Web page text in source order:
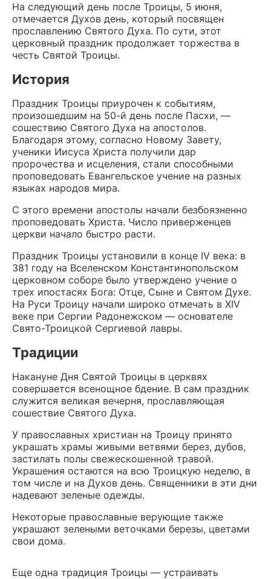
На следующий день после Троицы, 5 июня,
отмечается Духов день, который посвящен
прославлению Святого Духа. По сути, этот
церковный праздник продолжает торжества в
честь Святой Троицы.
История
Праздник Троицы приурочен к событиям,
произошедшим на 50-й день после Пасхи, —
сошествию Святого Духа на апостолов.
Благодаря этому, согласно Новому Завету,
ученики Иисуса Христа получили дар
пророчества и исцеления, стали способными
проповедовать Евангельское учение на разных
языках народов мира.
С этого времени апостолы начали безбоязненно
проповедовать Христа. Число приверженцев
церкви начало быстро расти.
Праздник Троицы установили в конце IV века: в
381 году на Вселенском Константинопольском
церковном соборе было утверждено учение о
трех ипостасях Бога: Отце, Сыне и Святом Духе.
На Руси Троицу начали широко отмечать в XIV
веке при Сергии Радонежском — основателе
Свято-Троицкой Сергиевой лавры.
Традиции
Накануне Дня Святой Троицы в церквях
совершается всенощное бдение. В сам праздник
служится великая вечерня, прославляющая
сошествие Святого Духа.
У православных христиан на Троицу принято
украшать храмы живыми ветвями берез, дубов,
застилать полы свежескошенной травой.
Украшения остаются на всю Троицкую неделю, в
том числе и на Духов день. Священники в эти дни
надевают зеленые одежды.
Некоторые православные верующие также
украшают зелеными веточками березы, цветами
свои дома.
Еще одна традиция Троицы — устраивать